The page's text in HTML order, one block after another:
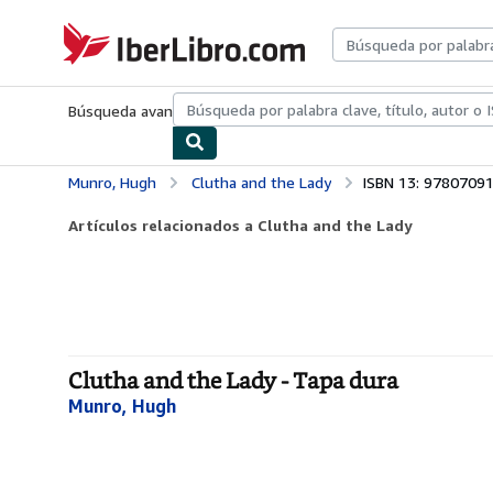
IberLibro.com
Búsqueda avanzadaColecciones Libros antiguosArte y
Munro, Hugh Clutha and the Lady ISBN 13:
Artículos relacionados a Clutha and the Lady
Clutha and the Lady - Tapa dura
Munro, Hugh